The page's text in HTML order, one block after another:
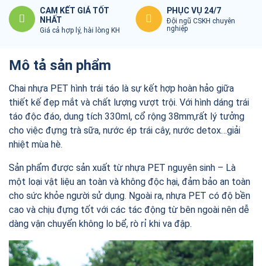
CAM KẾT GIÁ TỐT
NHẤT
Giá cả hợp lý, hài lòng KH
PHỤC VỤ 24/7
Đội ngũ CSKH chuyên
nghiệp
Mô tả sản phẩm
Chai nhựa PET hình trái táo là sự kết hợp hoàn hảo giữa
thiết kế đẹp mắt và chất lượng vượt trội. Với hình dáng trái
táo độc đáo, dung tích 330ml, cổ rộng 38mm,rất lý tưởng
cho việc đựng trà sữa, nước ép trái cây, nước detox…giải
nhiệt mùa hè.
Sản phẩm được sản xuất từ nhựa PET nguyên sinh – Là
một loại vật liệu an toàn và không độc hại, đảm bảo an toàn
cho sức khỏe người sử dụng. Ngoài ra, nhựa PET có độ bền
cao và chịu đựng tốt với các tác động từ bên ngoài nên dễ
dàng vận chuyển không lo bể, rò rỉ khi va đập.